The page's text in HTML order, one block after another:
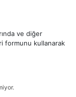
ve diğer
formunu kullanarak